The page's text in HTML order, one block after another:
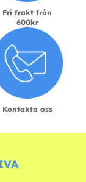
Fri frakt från
600kr
Kontakta oss